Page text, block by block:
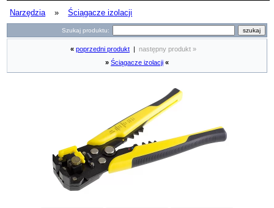
Narzędzia » Ściągacze izolacji
Szukaj produktu:
« poprzedni produkt
następny produkt »
» Ściągacze izolacji «